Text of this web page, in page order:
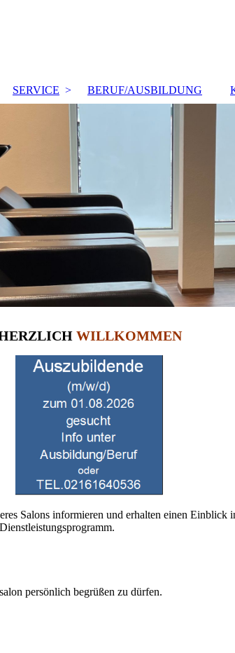
SERVICE BERUF/AUSBILDUNG
WILLKOMMEN
Salons informieren und erhalten einen Einblick
persönlich begrüßen zu dürfen.